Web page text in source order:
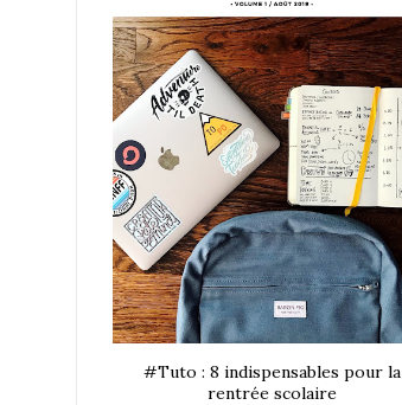
#Tuto : 8 indispensables pour la
rentrée scolaire